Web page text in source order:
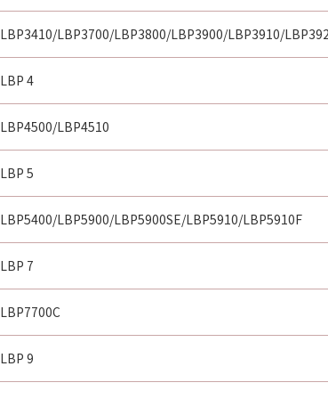
LBP3410/LBP3700/LBP3800/LBP3900/LBP3910/
LBP 4
LBP4500/LBP4510
LBP 5
LBP5400/LBP5900/LBP5900SE/LBP5910/LBP5910F
LBP 7
LBP7700C
LBP 9